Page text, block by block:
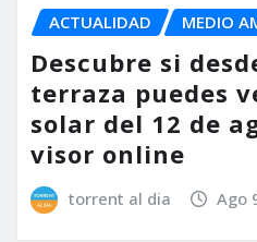
ACTUALIDAD MEDIO
Descubre si
terraza puedes
solar del 12 de
visor online
torrent al dia Ago